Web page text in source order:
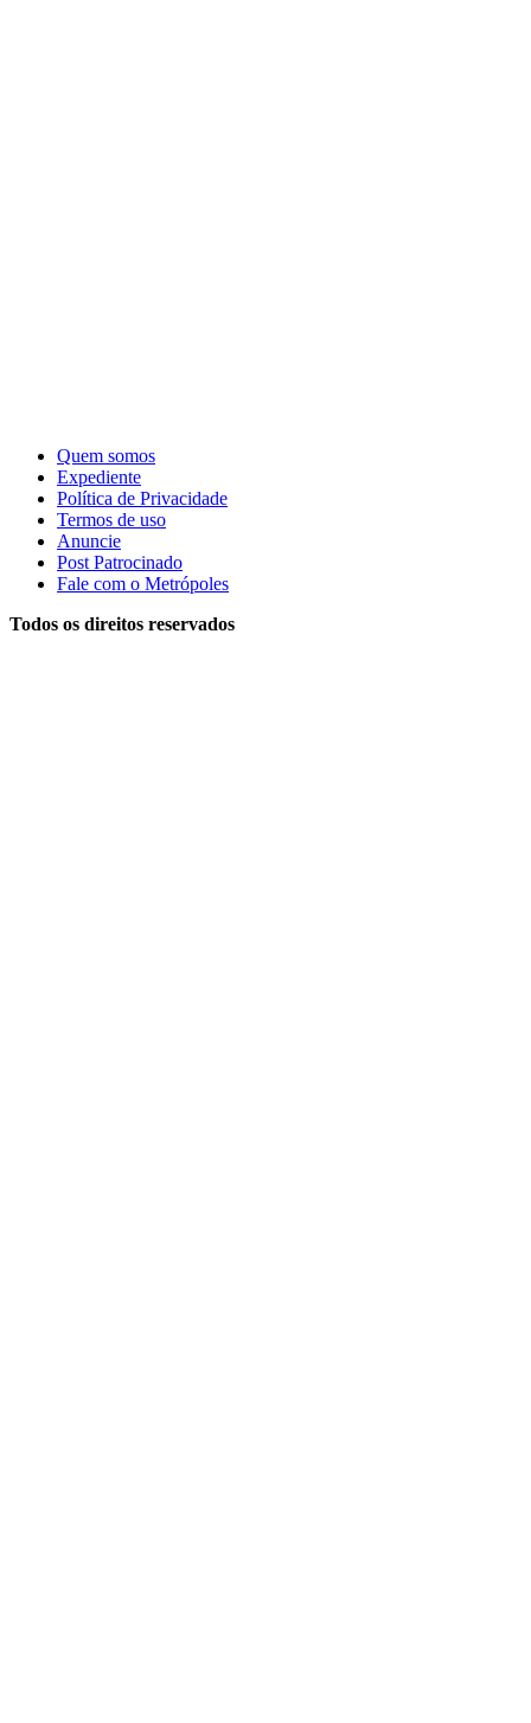
Quem somos
Expediente
Política de Privacidade
Termos de uso
Anuncie
Post Patrocinado
Fale com o Metrópoles
Todos os direitos reservados